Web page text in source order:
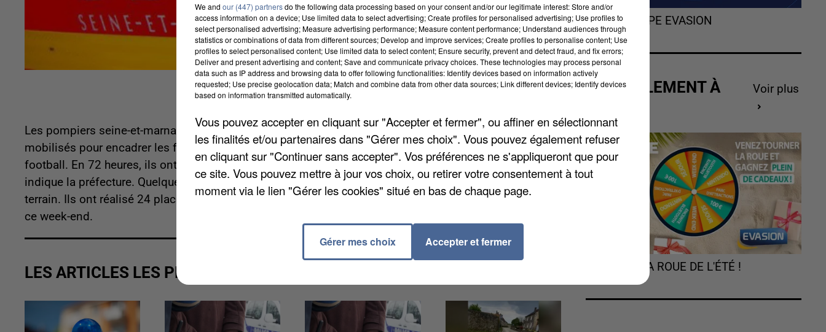
Les pompiers seine-et-marnais n'ont pas chômé. De vendredi à dimanche, ils étaient 400 à être
mobilisés pour encadrer les festivités du 14 juillet, mais aussi de la finale de la coupe du monde de
football. En 72 heures, ils ont procédé à 475 interventions contre 342 depuis le début de l'année,
indique la préfecture. Quelque 3.000 policiers et gendarmes étaient également à pied d'œuvre sur le
terrain. Ils ont réalisé 24 placements en garde à vue pendant mais aussi en marge des évènements de
ce week-end.
LES ARTICLES LES PLUS VUS
L'HOROSCOPE EVASION
ACTUELLEMENT À
Voir plus
TOURNEZ LA ROUE DE L'ÉTÉ !
We and our (447) partnersdo the following data processing based on your consent and/or our legitimate interest: Store and/or
access information on a device; Use limited data to select advertising; Create profiles for personalised advertising; Use profiles to
select personalised advertising; Measure advertising performance; Measure content performance; Understand audiences through
statistics or combinations of data from different sources; Develop and improve services; Create profiles to personalise content; Use
profiles to select personalised content; Use limited data to select content; Ensure security, prevent and detect fraud, and fix errors;
Deliver and present advertising and content; Save and communicate privacy choices. These technologies may process personal
data such as IP address and browsing data to offer following functionalities: Identify devices based on information actively
requested; Use precise geolocation data; Match and combine data from other data sources; Link different devices; Identify devices
based on information transmitted automatically.
Vous pouvez accepter en cliquant sur "Accepter et fermer", ou affiner en sélectionnant
les finalités et/ou partenaires dans "Gérer mes choix". Vous pouvez également refuser
en cliquant sur "Continuer sans accepter". Vos préférences ne s'appliqueront que pour
ce site. Vous pouvez mettre à jour vos choix, ou retirer votre consentement à tout
moment via le lien "Gérer les cookies" situé en bas de chaque page.
Gérer mes choix Accepter et fermer